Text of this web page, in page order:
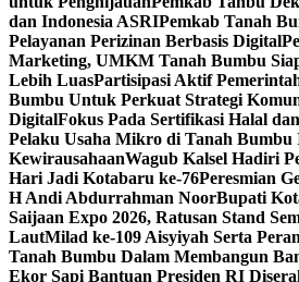
dan Indonesia ASRIPemkab Tanah
Pelayanan Perizinan Berbasis Digital
Marketing, UMKM Tanah Bumbu
Lebih LuasPartisipasi Aktif
Bumbu Untuk Perkuat Strategi
DigitalFokus Pada Sertifikasi Halal
Pelaku Usaha Mikro di Tanah Bumbu
KewirausahaanWagub Kalsel Hadiri
Hari Jadi Kotabaru ke-76Peresmian
H Andi Abdurrahman NoorBupati
Saijaan Expo 2026, Ratusan Stand
LautMilad ke-109 Aisyiyah Serta
Tanah Bumbu Dalam Membangun
Ekor Sapi Bantuan Presiden RI